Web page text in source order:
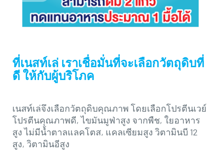
ที่เนสท์เล่ เราเชื่อมั่นที่จะเลือกวัตถุดิบที่
ดี ให้กับผู้บริโภค
เนสท์เล่จึงเลือกวัตถุดิบคุณภาพ โดยเลือกโปรตีนเวย์
โปรตีนคุณภาพดี, ไขมันมูฟ่าสูง จากพืช, ใยอาหาร
สูง ไม่มีน้ำตาลแลคโตส, แคลเซียมสูง วิตามินบี 12
สูง, วิตามินอีสูง